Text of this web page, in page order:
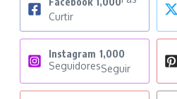
Curtir
Instagram 1,000
SeguidoresSeguir